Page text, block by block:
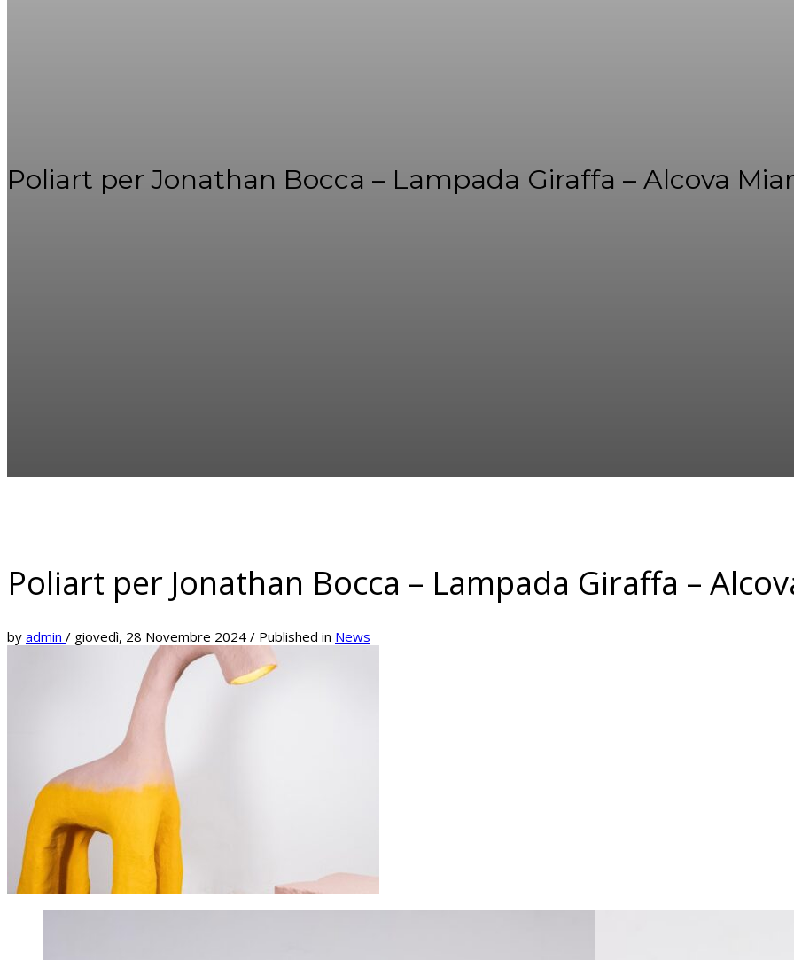
Poliart per Jonathan Bocca – Lampada Giraffa – Alcova
Poliart per Jonathan Bocca – Lampada Giraffa –
by admin / giovedì, 28 Novembre 2024 / Published in News